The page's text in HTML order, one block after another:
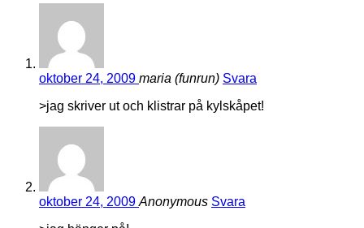
oktober 24, 2009 maria (funrun) Svara
>jag skriver ut och klistrar på kylskåpet!
oktober 24, 2009 Anonymous Svara